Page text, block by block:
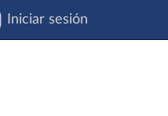
Iniciar sesión